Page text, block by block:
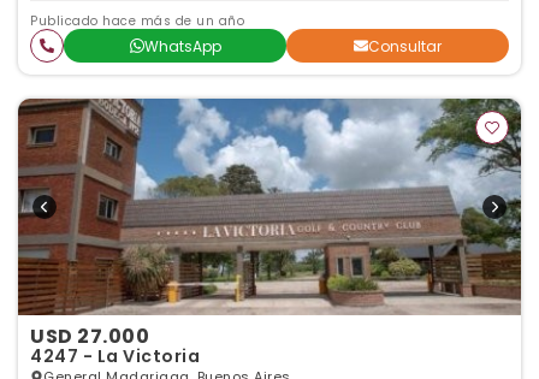
Publicado hace más de un año
WhatsApp Consultar
USD 27.000
4247 - La Victoria